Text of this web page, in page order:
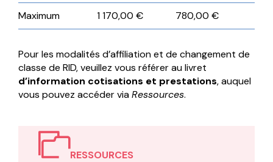
Maximum 1 170,00 € 780,00 €
Pour les modalités d’affiliation et de changement de
classe de RID, veuillez vous référer au livret
d’information cotisations et prestations, auquel
vous pouvez accéder viaRessources.
RESSOURCES